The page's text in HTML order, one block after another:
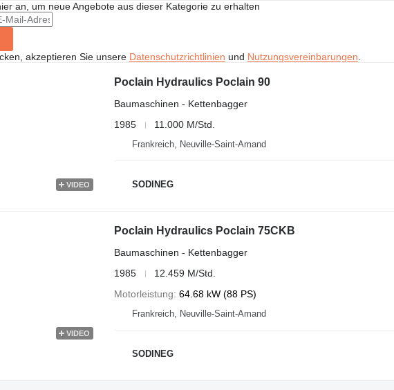
an, um neue Angebote aus dieser Kategorie zu erhalten
akzeptieren Sie unsere Datenschutzrichtlinien und Nutzungsvereinbarungen
VIDEO
Poclain Hydraulics Poclain 90
Baumaschinen - Kettenbagger
1985
11.000 M/Std.
Frankreich, Neuville-Saint-Amand
SODINEG
VIDEO
Poclain Hydraulics Poclain 75CKB
Baumaschinen - Kettenbagger
1985
12.459 M/Std.
Motorleistung 64.68 kW (88 PS)
Frankreich, Neuville-Saint-Amand
SODINEG